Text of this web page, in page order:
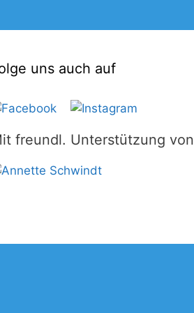
uns auch auf
freundl. Unterstützung von